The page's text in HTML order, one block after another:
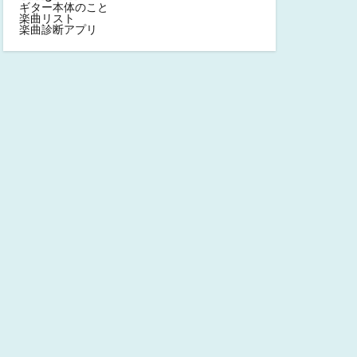
ギター本体のこと
楽曲リスト
楽曲診断アプリ